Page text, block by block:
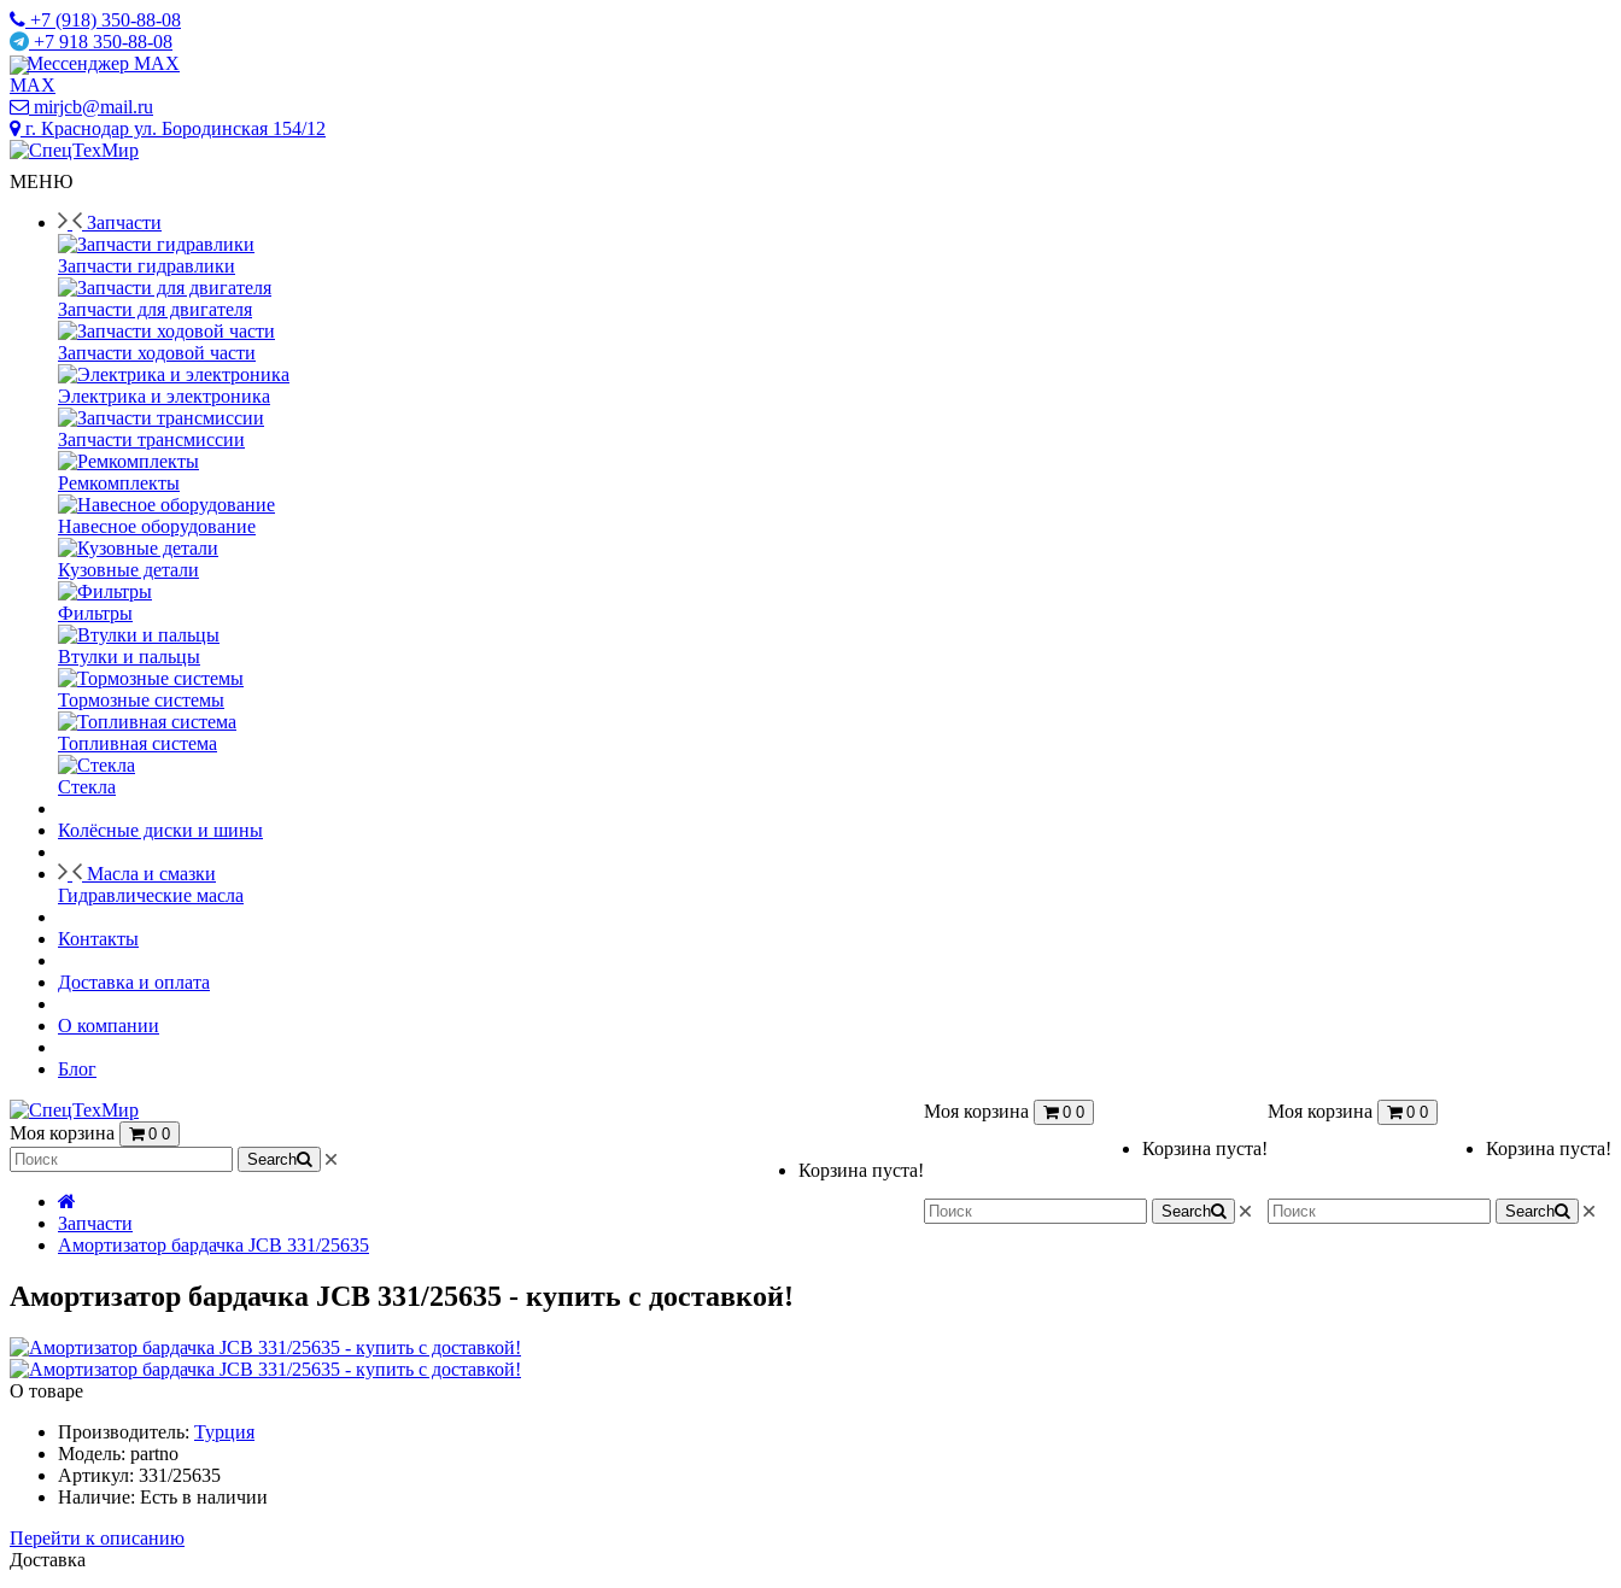
+7 (918) 350-88-08
+7 918 350-88-08
Мессенджер MAX
mirjcb@mail.ru
г. Краснодар ул. Бородинская 154/12
МЕНЮ
Запчасти
Запчасти гидравлики
Запчасти для двигателя
Запчасти ходовой части
Электрика и электроника
Запчасти трансмиссии
Ремкомплекты
Навесное оборудование
Кузовные детали
Фильтры
Втулки и пальцы
Тормозные системы
Топливная система
Стекла
Колёсные диски и шины
Масла и смазки
Гидравлические масла
Контакты
Доставка и оплата
О компании
Блог
Моя корзина 0 0
Корзина пуста!
Search
Моя корзина 0 0
Корзина пуста!
Search
Моя корзина 0 0
Корзина пуста!
Search
Запчасти
Амортизатор бардачка JCB 331/25635
Амортизатор бардачка JCB 331/25635 - купить с доставкой!
О товаре
Производитель: Турция
Модель: partno
Артикул: 331/25635
Наличие: Есть в наличии
Перейти к описанию
Доставка